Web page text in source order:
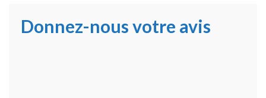
Donnez-nous votre avis